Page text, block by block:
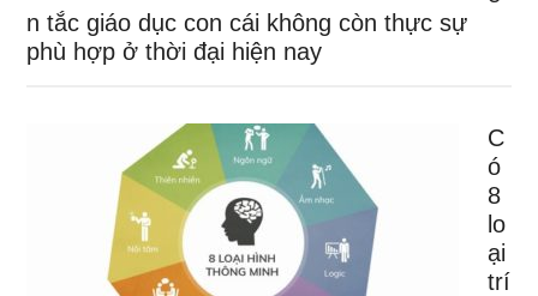
n tắc giáo dục con cái không còn thực sự
phù hợp ở thời đại hiện nay
C
ó
8
lo
ại
trí